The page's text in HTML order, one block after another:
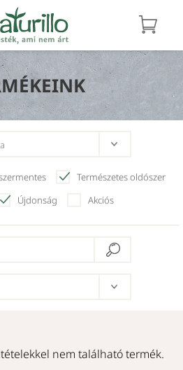
Természetes oldószer
Újdonság Akciós
nem található termék.